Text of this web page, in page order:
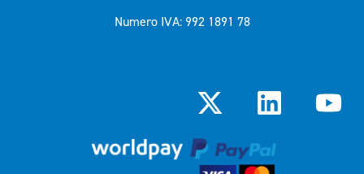
Numero IVA: 992 1891 78